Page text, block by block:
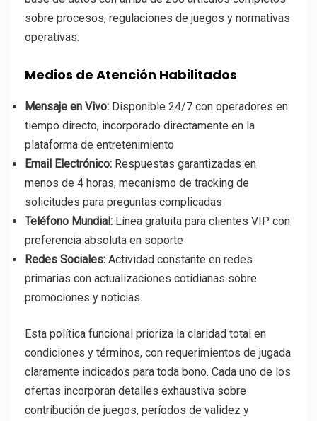
sobre procesos, regulaciones de juegos y normativas
operativas.
Medios de Atención Habilitados
Mensaje en Vivo: Disponible 24/7 con operadores en
tiempo directo, incorporado directamente en la
plataforma de entretenimiento
Email Electrónico: Respuestas garantizadas en
menos de 4 horas, mecanismo de tracking de
solicitudes para preguntas complicadas
Teléfono Mundial: Línea gratuita para clientes VIP con
preferencia absoluta en soporte
Redes Sociales: Actividad constante en redes
primarias con actualizaciones cotidianas sobre
promociones y noticias
Esta política funcional prioriza la claridad total en
condiciones y términos, con requerimientos de jugada
claramente indicados para toda bono. Cada uno de los
ofertas incorporan detalles exhaustiva sobre
contribución de juegos, períodos de validez y